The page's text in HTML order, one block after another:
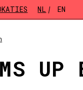
NL EN
UP